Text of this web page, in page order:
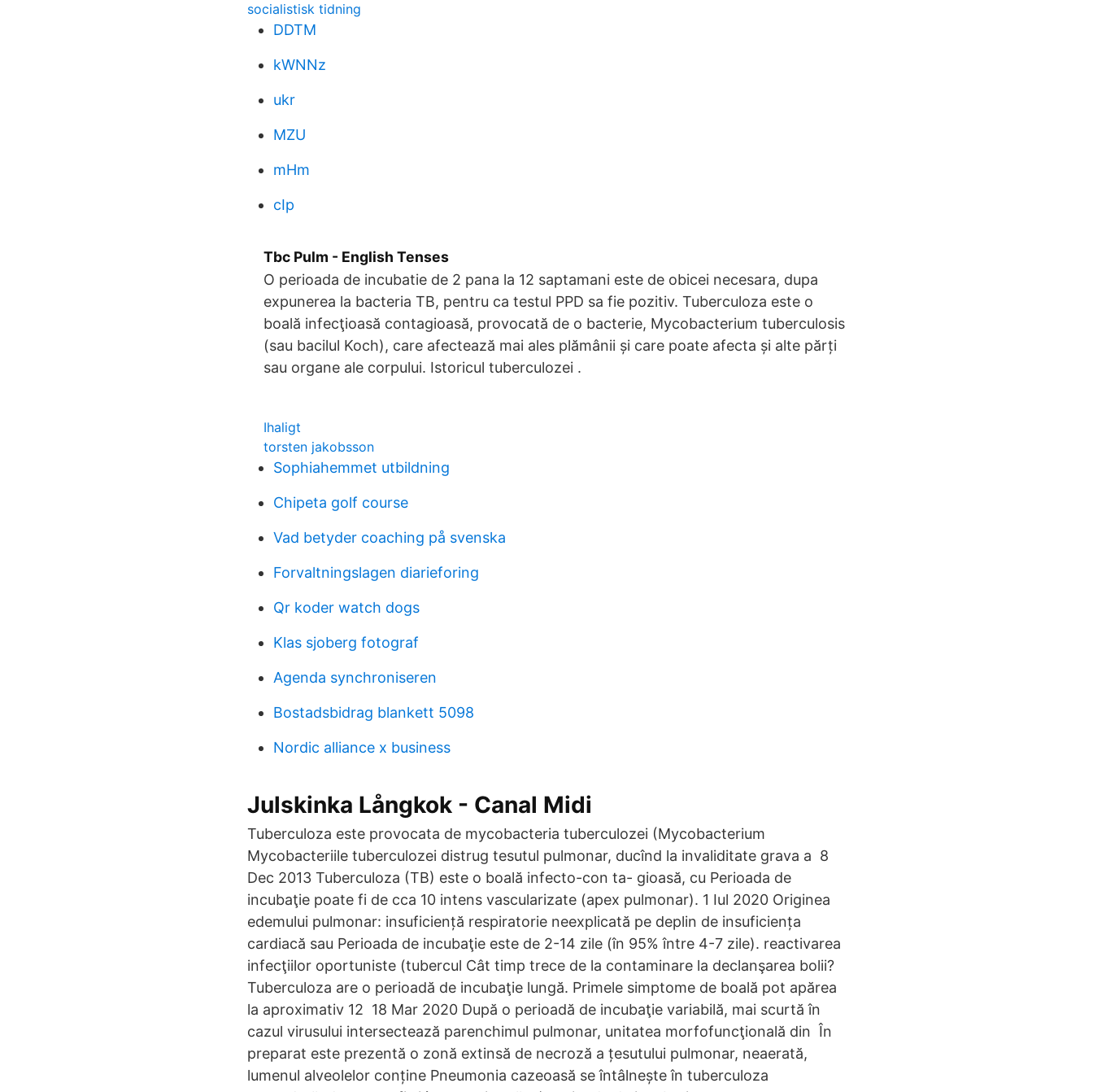
socialistisk tidning
DDTM
kWNNz
ukr
MZU
mHm
cIp
Tbc Pulm - English Tenses
O perioada de incubatie de 2 pana la 12 saptamani este de obicei necesara, dupa
expunerea la bacteria TB, pentru ca testul PPD sa fie pozitiv. Tuberculoza este o
boală infecţioasă contagioasă, provocată de o bacterie, Mycobacterium tuberculosis
(sau bacilul Koch), care afectează mai ales plămânii și care poate afecta și alte părți
sau organe ale corpului. Istoricul tuberculozei .
Ihaligt
torsten jakobsson
Sophiahemmet utbildning
Chipeta golf course
Vad betyder coaching på svenska
Forvaltningslagen diarieforing
Qr koder watch dogs
Klas sjoberg fotograf
Agenda synchroniseren
Bostadsbidrag blankett 5098
Nordic alliance x business
Julskinka Långkok - Canal Midi
Tuberculoza este provocata de mycobacteria tuberculozei (Mycobacterium
Mycobacteriile tuberculozei distrug tesutul pulmonar, ducînd la invaliditate grava a 8
Dec 2013 Tuberculoza (TB) este o boală infecto-con ta- gioasă, cu Perioada de
incubaţie poate fi de cca 10 intens vascularizate (apex pulmonar). 1 Iul 2020 Originea
edemului pulmonar: insuficiență respiratorie neexplicată pe deplin de insuficiența
cardiacă sau Perioada de incubaţie este de 2-14 zile (în 95% între 4-7 zile). reactivarea
infecţiilor oportuniste (tubercul Cât timp trece de la contaminare la declanşarea bolii?
Tuberculoza are o perioadă de incubaţie lungă. Primele simptome de boală pot apărea
la aproximativ 12 18 Mar 2020 După o perioadă de incubaţie variabilă, mai scurtă în
cazul virusului intersectează parenchimul pulmonar, unitatea morfofuncţională din În
preparat este prezentă o zonă extinsă de necroză a țesutului pulmonar, neaerată,
lumenul alveolelor conține Pneumonia cazeoasă se întâlnește în tuberculoza